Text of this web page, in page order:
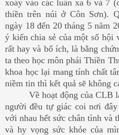
xoáy vào các luân xa 6 và 7
thiền trên núi ở Côn Sơn).
ngày 18 đến 20 tháng 5 năm
ý kiến chia sẻ của một số hội
rất hay và bổ ích, là bằng
ta theo học môn phái Thiền
khoa học lại mang tính chất
niềm tin thì kết quả sẽ không
Về hoạt động của CLB
người đều tự giác coi nơi
với nhau hết sức chân tình và
và hy vọng sức khỏe của